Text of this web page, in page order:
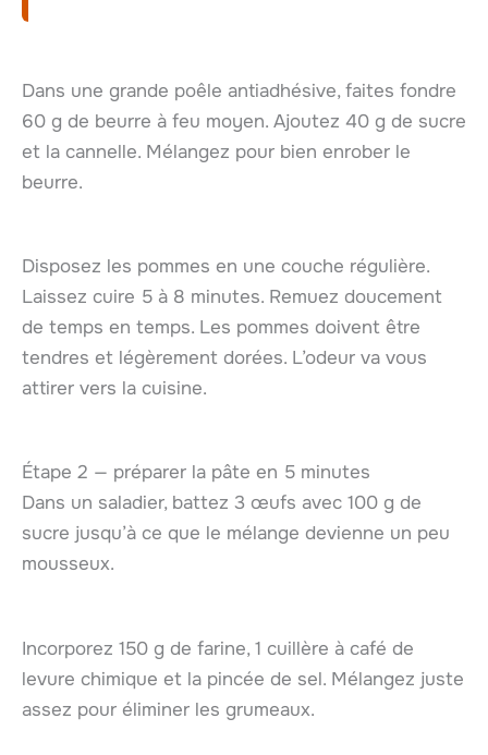
Dans une grande poêle antiadhésive, faites fondre
60 g de beurre à feu moyen. Ajoutez 40 g de sucre
et la cannelle. Mélangez pour bien enrober le
beurre.
Disposez les pommes en une couche régulière.
Laissez cuire 5 à 8 minutes. Remuez doucement
de temps en temps. Les pommes doivent être
tendres et légèrement dorées. L’odeur va vous
attirer vers la cuisine.
Étape 2 — préparer la pâte en 5 minutes
Dans un saladier, battez 3 œufs avec 100 g de
sucre jusqu’à ce que le mélange devienne un peu
mousseux.
Incorporez 150 g de farine, 1 cuillère à café de
levure chimique et la pincée de sel. Mélangez juste
assez pour éliminer les grumeaux.